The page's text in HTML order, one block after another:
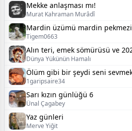
Mekke anlaşması mı!
Murat Kahraman Murâdî
Mardin üzümü mardin pekmezi
Tigem0663
Dünya Yükünün Hamalı
Ölüm gibi bir şeydi seni
1garipsaire34
Sarı kızın günlüğü 6
Ünal Çagabey
Yaz günleri
Merve Yiğit